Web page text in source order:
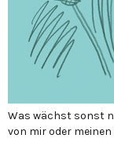
Was wächst sonst
von mir oder